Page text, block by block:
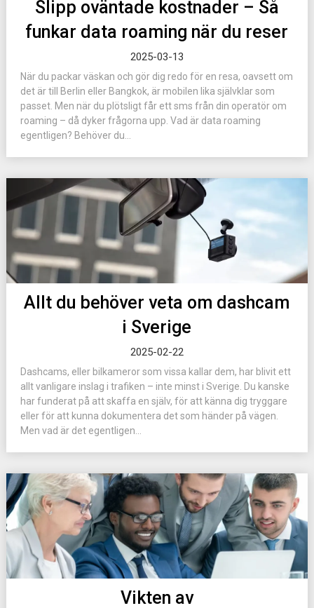
Slipp oväntade kostnader – Så
funkar data roaming när du reser
2025-03-13
När du packar väskan och gör dig redo för en resa, oavsett om
det är till Berlin eller Bangkok, är mobilen lika självklar som
passet. Men när du plötsligt får ett sms från din operatör om
roaming – då dyker frågorna upp. Vad är data roaming
egentligen? Behöver du...
Allt du behöver veta om dashcam
i Sverige
2025-02-22
Dashcams, eller bilkameror som vissa kallar dem, har blivit ett
allt vanligare inslag i trafiken – inte minst i Sverige. Du kanske
har funderat på att skaffa en själv, för att känna dig tryggare
eller för att kunna dokumentera det som händer på vägen.
Men vad är det egentligen...
Vikten av